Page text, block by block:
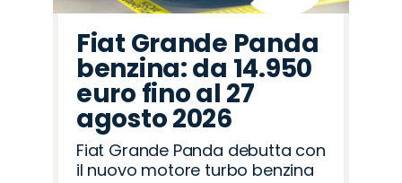
Fiat Grande Panda
benzina: da 14.950
euro fino al 27
agosto 2026
Fiat Grande Panda debutta con
il nuovo motore turbo benzina